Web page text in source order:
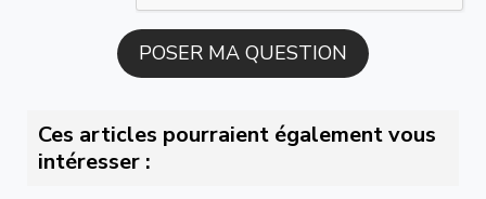
Ces articles pourraient également vous
intéresser :